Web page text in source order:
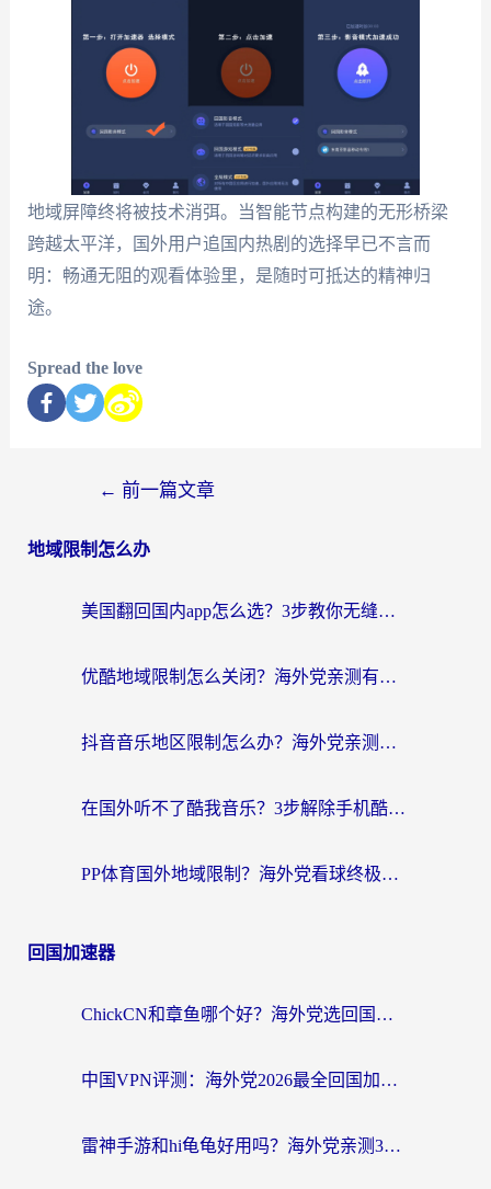
地域屏障终将被技术消弭。当智能节点构建的无形桥梁
跨越太平洋，国外用户追国内热剧的选择早已不言而
明：畅通无阻的观看体验里，是随时可抵达的精神归
途。
Spread the love
← 前一篇文章
地域限制怎么办
美国翻回国内app怎么选？3步教你无缝刷剧、登12123、访问国内网站
优酷地域限制怎么关闭？海外党亲测有效的追剧加速器选择指南
抖音音乐地区限制怎么办？海外党亲测有效的听歌自由指南
在国外听不了酷我音乐？3步解除手机酷我音乐海外限制，附实测好用加速器
PP体育国外地域限制？海外党看球终极方案：从欧洲杯到奥运会，中文解说不卡顿！
回国加速器
ChickCN和章鱼哪个好？海外党选回国加速器的3个关键维度 + 实用避坑指南
中国VPN评测：海外党2026最全回国加速器选择指南，告别地区限制不踩坑
雷神手游和hi龟龟好用吗？海外党亲测3款回国加速器，教你选对国外到国内加速器